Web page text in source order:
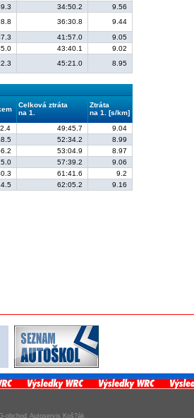
34:50.2
9.56
36:30.8
9.44
41:57.0
9.05
43:40.1
9.02
45:21.0 8.95
Celková ztráta
na 1.
Ztráta
na 1. [s/km]
49:45.7
9.04
52:34.2
8.99
53:04.9
8.97
57:39.2
9.06
61:41.6
9.2
62:05.2 9.16
obchod Autoservis Koš?ák